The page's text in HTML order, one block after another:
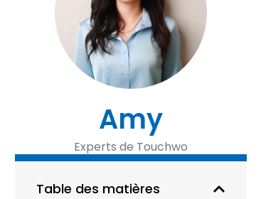
Amy
Experts de Touchwo
Table des matières